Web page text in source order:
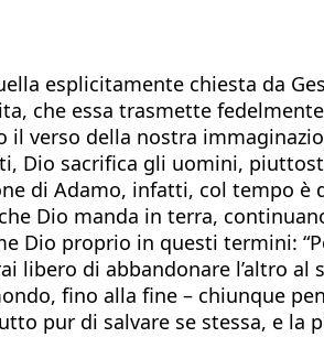
esplicitamente chiesta da
che essa trasmette
il verso della nostra
Dio sacrifica gli uomini,
di Adamo, infatti, col tempo è
Dio manda in terra,
Dio proprio in questi termini:
libero di abbandonare l’altro al
fino alla fine – chiunque
pur di salvare se stessa, e la